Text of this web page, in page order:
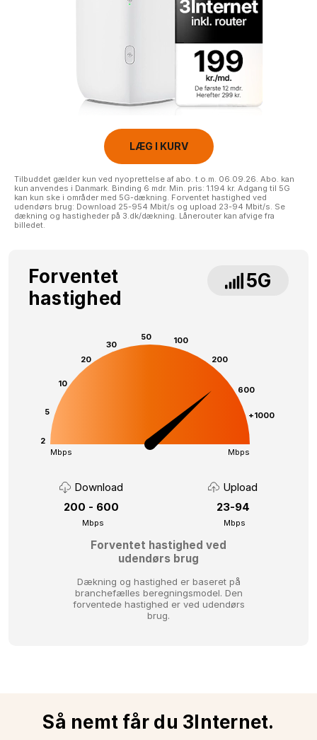
LÆG I KURV
Tilbuddet gælder kun ved nyoprettelse af abo. t.o.m. 06.09.26. Abo. kan
kun anvendes i Danmark. Binding 6 mdr. Min. pris: 1.194 kr. Adgang til 5G
kan kun ske i områder med 5G-dækning. Forventet hastighed ved
udendørs brug: Download 25-954 Mbit/s og upload 23-94 Mbit/s. Se
dækning og hastigheder på 3.dk/dækning. Lånerouter kan afvige fra
billedet.
Forventet
hastighed
5G
2
5
10
20
30
50
100
200
600
+1000
Mbps Mbps
Download
200 - 600
Mbps
Upload
23-94
Mbps
Forventet hastighed ved
udendørs brug
Dækning og hastighed er baseret på
branchefælles beregningsmodel. Den
forventede hastighed er ved udendørs
brug.
Så nemt får du 3Internet.